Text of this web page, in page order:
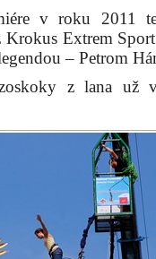
v roku 2011
Krokus Extrem
– Petrom
z lana už